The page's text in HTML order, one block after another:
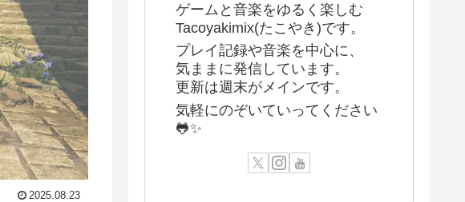
2025.08.23
ゲームと音楽をゆるく楽しむ
Tacoyakimix(たこやき)です。
プレイ記録や音楽を中心に、
気ままに発信しています。
更新は週末がメインです。
気軽にのぞいていってください
🐸✨